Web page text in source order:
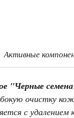
Активные
"Черные
очистку
с